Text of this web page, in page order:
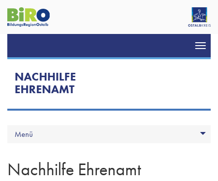
NACHHILFE
EHRENAMT
Menü
Nachhilfe Ehrenamt